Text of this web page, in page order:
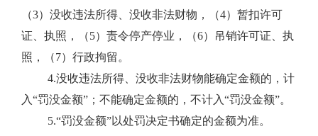
（3）没收违法所得、没收非法财物，（4）暂扣许可
证、执照，（5）责令停产停业，（6）吊销许可证、执
照，（7）行政拘留。
4.没收违法所得、没收非法财物能确定金额的，计
入“罚没金额”；不能确定金额的，不计入“罚没金额”。
5.“罚没金额”以处罚决定书确定的金额为准。